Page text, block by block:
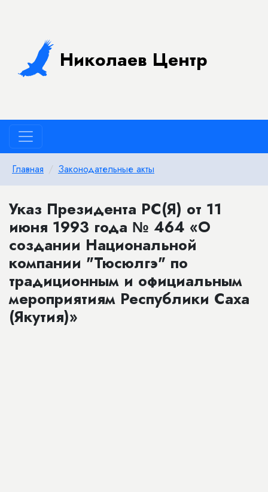
Николаев Центр
Главная Законодательные акты
Указ Президента РС(Я) от 11
июня 1993 года № 464 «О
создании Национальной
компании "Тюсюлгэ" по
традиционным и официальным
мероприятиям Республики Саха
(Якутия)»